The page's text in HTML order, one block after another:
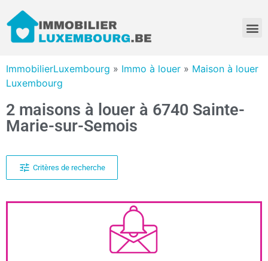
ImmobilierLuxembourg » Immo à louer » Maison à louer
Luxembourg
2 maisons à louer à 6740 Sainte-
Marie-sur-Semois
Critères de recherche